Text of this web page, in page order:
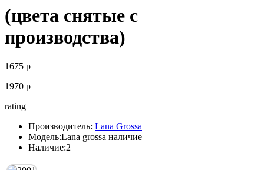
(цвета снятые с
производства)
1675 р
1970 р
rating
Производитель: Lana Grossa
Модель:Lana grossa наличие
Наличие:2